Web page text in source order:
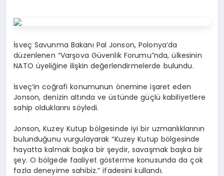
İsveç Savunma Bakanı Pal Jonson, Polonya’da
düzenlenen “Varşova Güvenlik Forumu”nda, ülkesinin
NATO üyeliğine ilişkin değerlendirmelerde bulundu.
İsveç’in coğrafi konumunun önemine işaret eden
Jonson, denizin altında ve üstünde güçlü kabiliyetlere
sahip olduklarını söyledi.
Jonson, Kuzey Kutup bölgesinde iyi bir uzmanlıklarının
bulunduğunu vurgulayarak “Kuzey Kutup bölgesinde
hayatta kalmak başka bir şeydir, savaşmak başka bir
şey. O bölgede faaliyet gösterme konusunda da çok
fazla deneyime sahibiz.” ifadesini kullandı.